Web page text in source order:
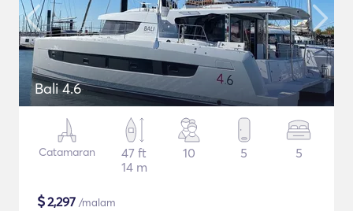
Bali 4.6
Catamaran
47 ft
14 m
10 5 5
$2,297 /malam